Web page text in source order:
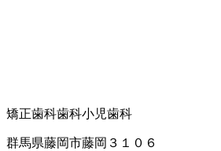
矯正歯科歯科小児歯科
群馬県藤岡市藤岡３１０６